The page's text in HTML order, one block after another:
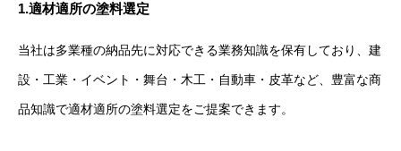
1.適材適所の塗料選定
当社は多業種の納品先に対応できる業務知識を保有しており、建
設・工業・イベント・舞台・木工・自動車・皮革など、豊富な商
品知識で適材適所の塗料選定をご提案できます。